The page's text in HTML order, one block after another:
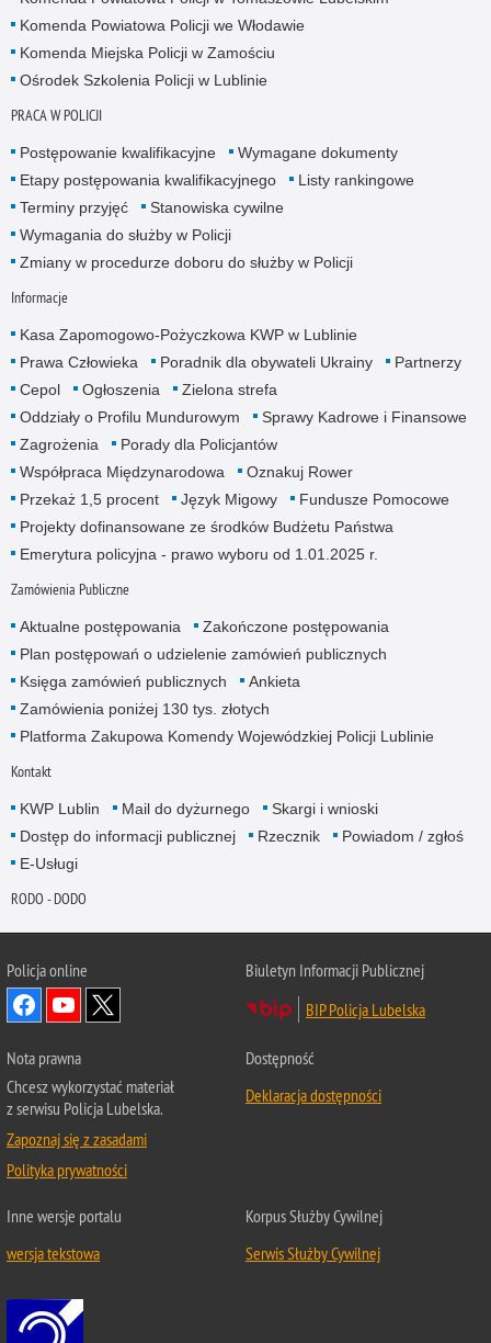
Komenda Powiatowa Policji we Włodawie
Komenda Miejska Policji w Zamościu
Ośrodek Szkolenia Policji w Lublinie
PRACA W POLICJI
Postępowanie kwalifikacyjne
Wymagane dokumenty
Etapy postępowania kwalifikacyjnego
Listy rankingowe
Terminy przyjęć
Stanowiska cywilne
Wymagania do służby w Policji
Zmiany w procedurze doboru do służby w Policji
Informacje
Kasa Zapomogowo-Pożyczkowa KWP w Lublinie
Prawa Człowieka
Poradnik dla obywateli Ukrainy
Partnerzy
Cepol
Ogłoszenia
Zielona strefa
Oddziały o Profilu Mundurowym
Sprawy Kadrowe i Finansowe
Zagrożenia
Porady dla Policjantów
Współpraca Międzynarodowa
Oznakuj Rower
Przekaż 1,5 procent
Język Migowy
Fundusze Pomocowe
Projekty dofinansowane ze środków Budżetu Państwa
Emerytura policyjna - prawo wyboru od 1.01.2025 r.
Zamówienia Publiczne
Aktualne postępowania
Zakończone postępowania
Plan postępowań o udzielenie zamówień publicznych
Księga zamówień publicznych
Ankieta
Zamówienia poniżej 130 tys. złotych
Platforma Zakupowa Komendy Wojewódzkiej Policji Lublinie
Kontakt
KWP Lublin Mail do dyżurnego
Skargi i wnioski
Dostęp do informacji publicznej
Rzecznik
Powiadom / zgłoś
E-Usługi
RODO - DODO
Policja online
Biuletyn Informacji Publicznej
BIP Policja Lubelska
Nota prawna
Chcesz wykorzystać materiał
z serwisu Policja Lubelska.
Zapoznaj się z zasadami
Polityka prywatności
Dostępność
Deklaracja dostępności
Inne wersje portalu
wersja tekstowa
Korpus Służby Cywilnej
Serwis Służby Cywilnej